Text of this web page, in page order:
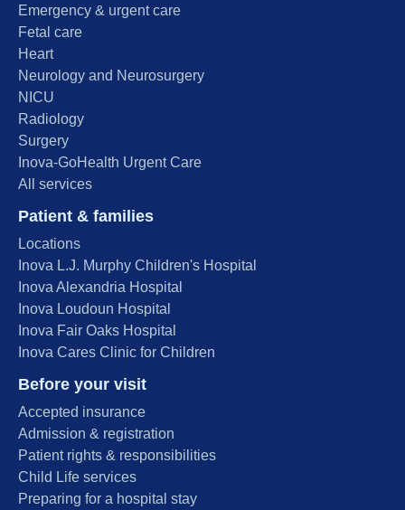
Emergency & urgent care
Fetal care
Heart
Neurology and Neurosurgery
NICU
Radiology
Surgery
Inova-GoHealth Urgent Care
All services
Patient & families
Locations
Inova L.J. Murphy Children's Hospital
Inova Alexandria Hospital
Inova Loudoun Hospital
Inova Fair Oaks Hospital
Inova Cares Clinic for Children
Before your visit
Accepted insurance
Admission & registration
Patient rights & responsibilities
Child Life services
Preparing for a hospital stay